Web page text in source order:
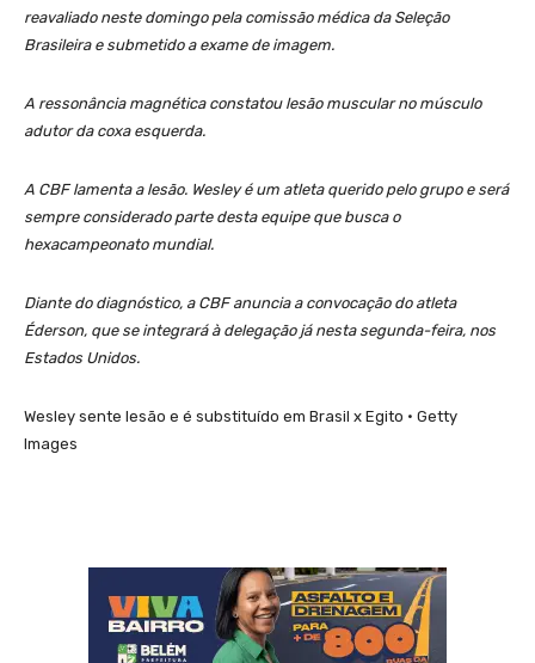
reavaliado neste domingo pela comissão médica da Seleção
Brasileira e submetido a exame de imagem.
A ressonância magnética constatou lesão muscular no músculo
adutor da coxa esquerda.
A CBF lamenta a lesão. Wesley é um atleta querido pelo grupo e será
sempre considerado parte desta equipe que busca o
hexacampeonato mundial.
Diante do diagnóstico, a CBF anuncia a convocação do atleta
Éderson, que se integrará à delegação já nesta segunda-feira, nos
Estados Unidos.
Wesley sente lesão e é substituído em Brasil x Egito • Getty
Images